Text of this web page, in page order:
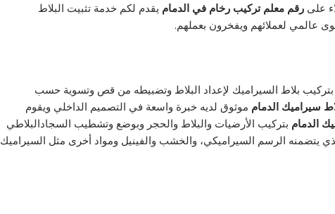
على رقم معلم تركيب رخام في الدمام يقدم لكم خدمة تثبيت البلاط
عالمي لعملائهم ويفخرون بعملهم.
بتركيب بلاط السيراميك لإعداد البلاط وتضبيطه من قص وتسوية حسب
سيراميك الدمام موثوق لديه خبرة واسعة في التصميم الداخلي ويقوم
الدمام بتركيب الأرضيات والبلاط والحجر وبوضع وتشطيب السجادالبلاطي
يتضمنه الرسم السيراميكي، والخشب والفينيل ومواد أخرى مثل السيراميك